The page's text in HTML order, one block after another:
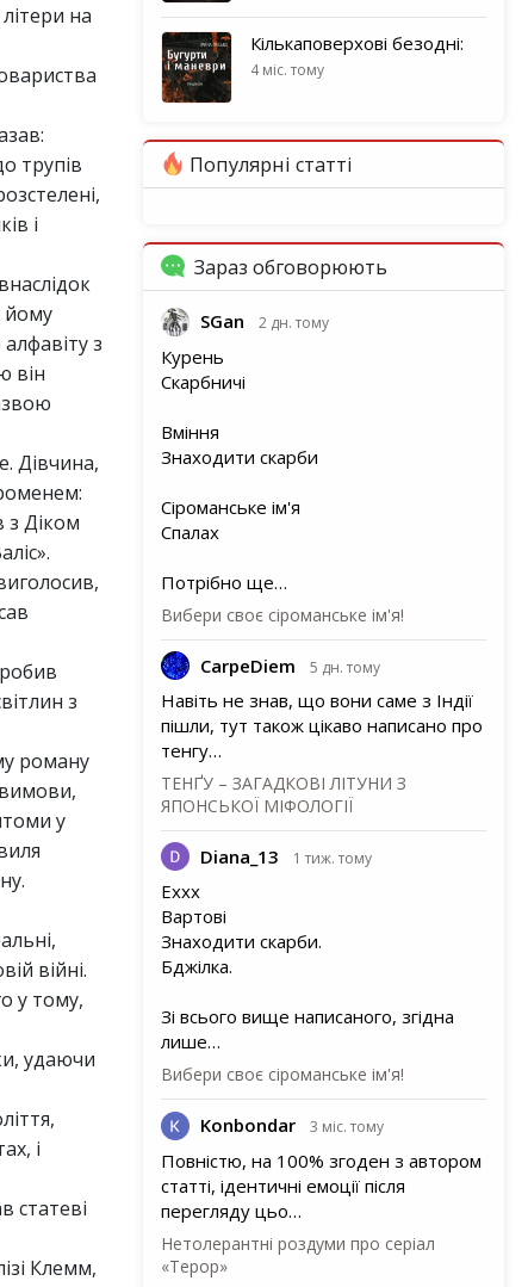
на
трупів
і
йому
з
він
Дівчина,
з Діком
з
роману
у
війні.
у тому,
удаючи
і
статеві
Клемм,
Кількаповерхові безодні:
4 міс. тому
Популярні статті
Зараз обговорюють
SGan 2 дн. тому
Курень
Скарбничі
Вміння
Знаходити скарби
Сіроманське ім'я
Спалах
Потрібно ще…
Вибери своє сіроманське ім'я!
CarpeDiem 5 дн. тому
Навіть не знав, що вони саме з Індії
пішли, тут також цікаво написано про
тенгу…
ТЕНҐУ – ЗАГАДКОВІ ЛІТУНИ З
ЯПОНСЬКОЇ МІФОЛОГІЇ
Diana_13 1 тиж. тому
Еххх
Вартові
Знаходити скарби.
Бджілка.
Зі всього вище написаного, згідна
лише…
Вибери своє сіроманське ім'я!
Konbondar 3 міс. тому
Повністю, на 100% згоден з автором
статті, ідентичні емоції після
перегляду цьо…
Нетолерантні роздуми про серіал
«Терор»